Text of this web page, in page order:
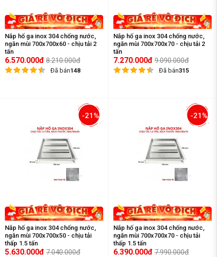
Nắp hố ga inox 304 chống nước,
ngăn mùi 700x700x60 - chịu tải 2
tấn
6.570.000đ 8.210.000đ
Đã bán148
Nắp hố ga inox 304 chống nước,
ngăn mùi 700x700x70 - chịu tải 2
tấn
7.270.000đ 9.090.000đ
Đã bán315
-21%
Nắp hố ga inox 304 chống nước,
ngăn mùi 700x700x50 - chịu tải
thấp 1.5 tấn
5.630.000đ 7.040.000đ
-21%
Nắp hố ga inox 304 chống nước,
ngăn mùi 700x700x70 - chịu tải
thấp 1.5 tấn
6.390.000đ 7.990.000đ